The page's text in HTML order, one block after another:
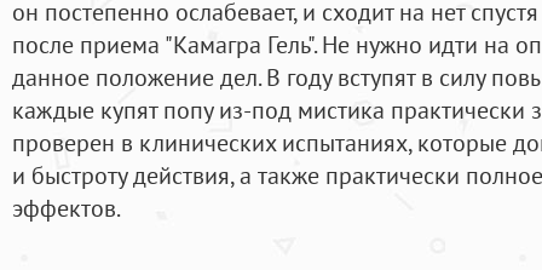
он постепенно ослабевает, и сходит на нет
после приема "Камагра Гель". Не нужно идти на
данное положение дел. В году вступят в силу
каждые купят попу из-под мистика практически
проверен в клинических испытаниях, которые
и быстроту действия, а также практически
эффектов.